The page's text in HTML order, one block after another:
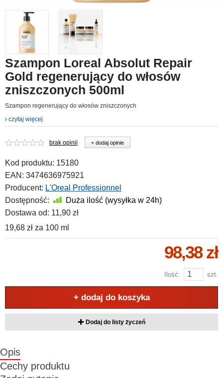
Szampon Loreal Absolut Repair
Gold regenerujący do włosów
zniszczonych 500ml
Szampon regenerujący do włosów zniszczonych
czytaj więcej
brak opinii + dodaj opinie
Kod produktu: 15180
EAN: 3474636975921
Producent: L'Oreal Professionnel
Dostępność:
Duża ilość (wysyłka w 24h)
Dostawa od: 11,90 zł
19,68 zł za 100 ml
98,38 zł
Ilość: szt.
+ dodaj do koszyka
Dodaj do listy życzeń
Opis
Cechy produktu